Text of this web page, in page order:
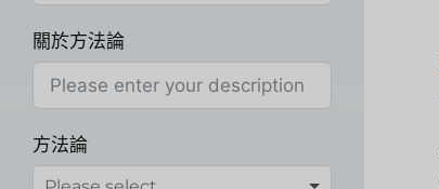
關於方法論
方法論